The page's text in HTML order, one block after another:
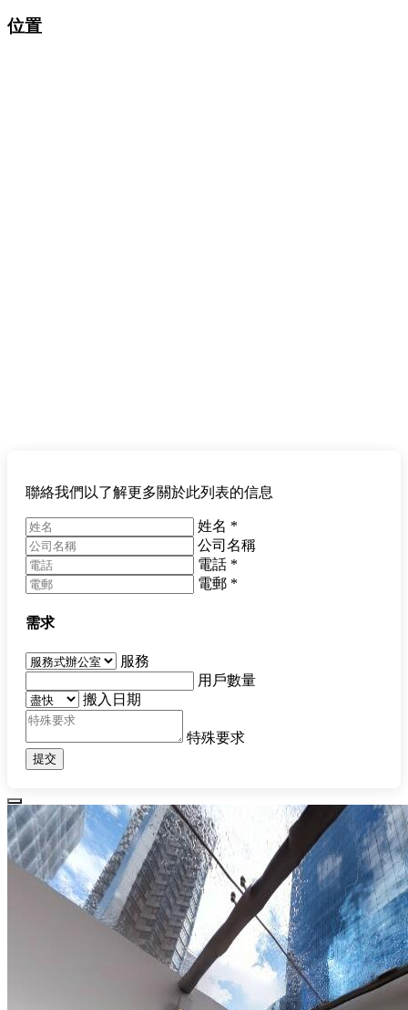
位置
聯絡我們以了解更多關於此列表的信息
姓名 *
公司名稱
電話 *
電郵 *
需求
服務
用戶數量
搬入日期
特殊要求
提交